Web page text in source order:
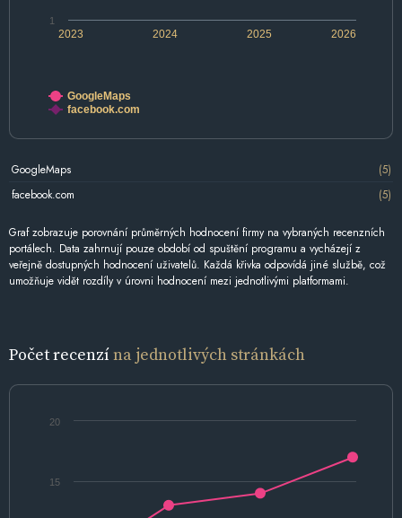
2024 2026
2023 2025
1
GoogleMaps
facebook.com
GoogleMaps
(5)
facebook.com
(5)
Graf zobrazuje porovnání průměrných hodnocení firmy na vybraných recenzních
portálech. Data zahrnují pouze období od spuštění programu a vycházejí z
veřejně dostupných hodnocení uživatelů. Každá křivka odpovídá jiné službě, což
umožňuje vidět rozdíly v úrovni hodnocení mezi jednotlivými platformami.
Počet recenzína jednotlivých stránkách
15
20